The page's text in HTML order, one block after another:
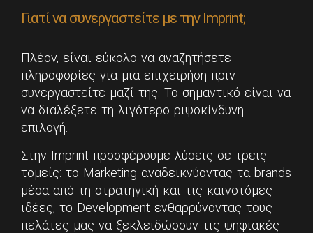
Γιατί να συνεργαστείτε με την Imprint;
Πλέον, είναι εύκολο να αναζητήσετε
πληροφορίες για μια επιχειρήση πριν
συνεργαστείτε μαζί της. Το σημαντικό είναι να
να διαλέξετε τη λιγότερο ριψοκίνδυνη
επιλογή.
Στην Imprint προσφέρουμε λύσεις σε τρεις
τομείς: το Marketing αναδεικνύοντας τα brands
μέσα από τη στρατηγική και τις καινοτόμες
ιδέες, το Development ενθαρρύνοντας τους
πελάτες μας να ξεκλειδώσουν τις ψηφιακές